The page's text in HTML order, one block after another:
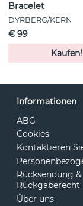
Bracelet
DYRBERG/KERN
€ 99
Kaufen!
Informationen
ABG
Cookies
Kontaktieren
Rücksendung &
Rückgaberecht
Über uns